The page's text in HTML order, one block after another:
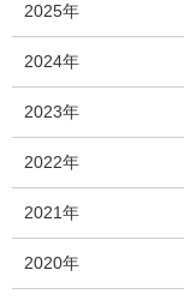
2025年
2024年
2023年
2022年
2021年
2020年